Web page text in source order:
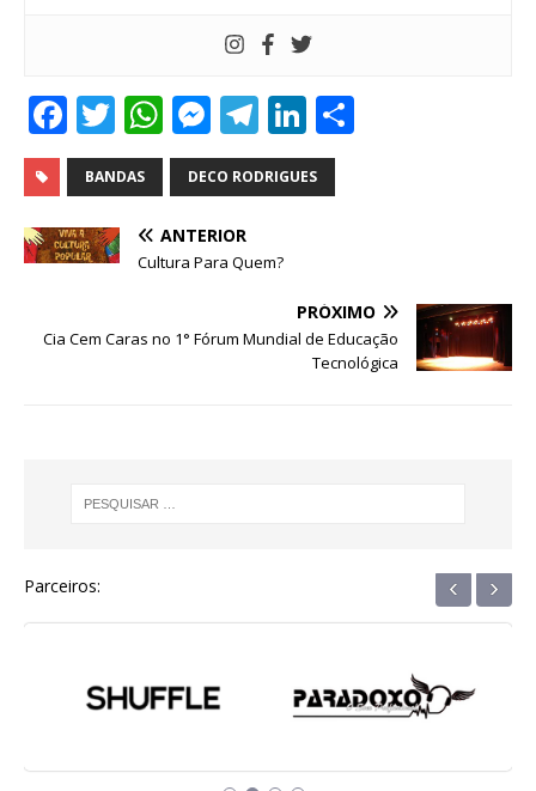
F
a
c
e
b
o
T
w
it
te
r
W
h
at
s
A
p
M
e
ss
e
n
e
T
el
e
ra
Li
n
k
n
BANDAS DECO RODRIGUES
ANTERIOR
Cultura Para Quem?
PRÓXIMO
Cia Cem Caras no 1° Fórum Mundial de Educação
Tecnológica
Parceiros: ‹ ›